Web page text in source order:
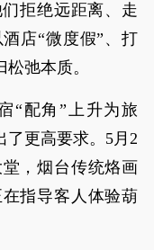
拒绝远距离、走
店“微度假”、打
弛本质。
“配角”上升为旅
了更高要求。5月2
，烟台传统烙画
指导客人体验葫